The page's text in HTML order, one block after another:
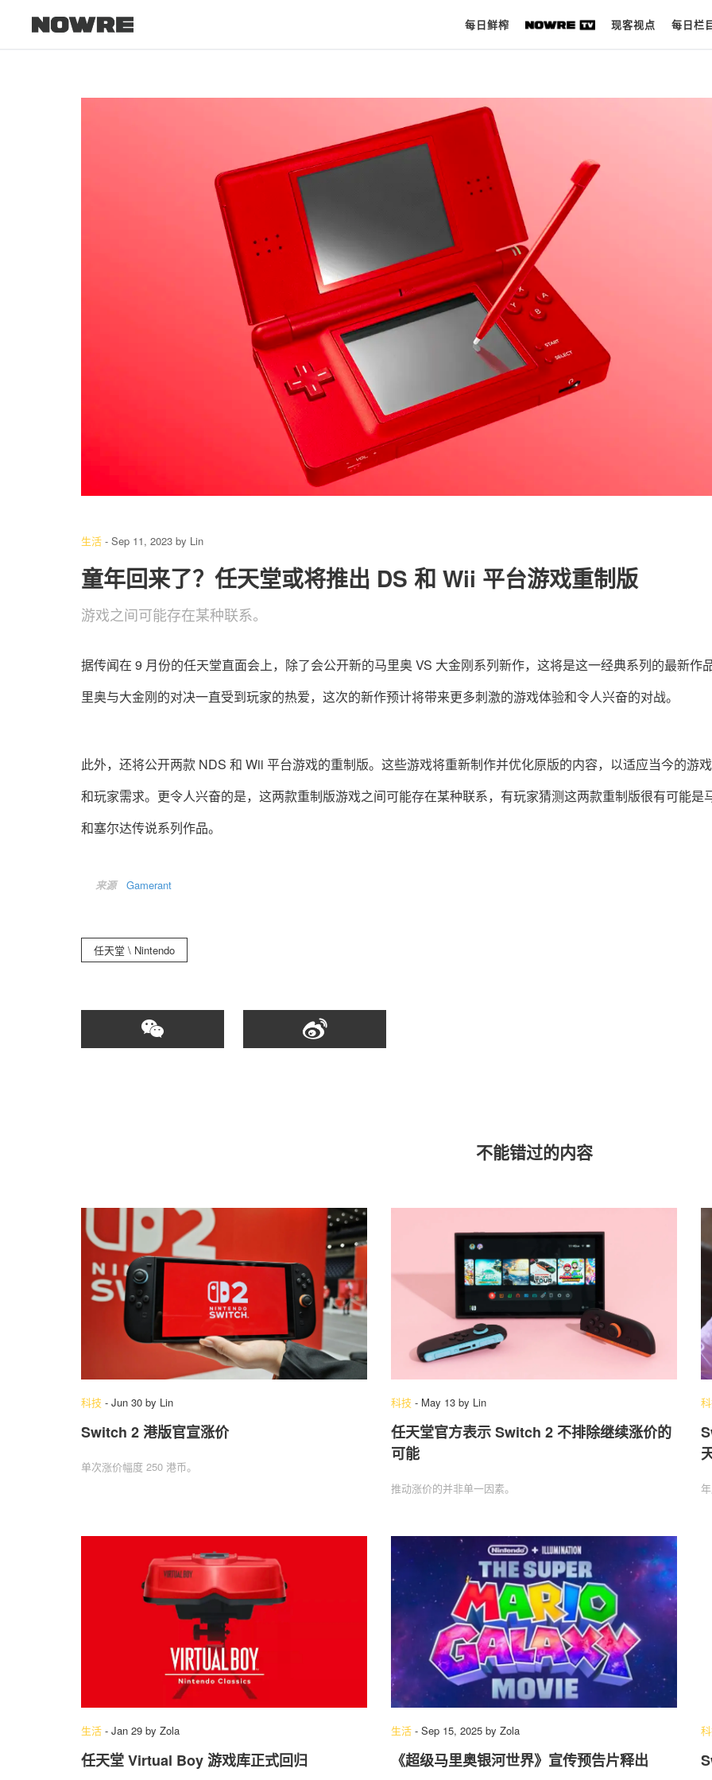
每日鲜榨 现客视点 每日栏
每日栏目
时 尚
球 鞋
生 活
科 技
关于我们
生活 - Sep 11, 2023 by Lin
童年回来了？任天堂或将推出 DS 和 Wii 平台游戏重制版
游戏之间可能存在某种联系。
据传闻在 9 月份的任天堂直面会上，除了会公开新的马里奥 VS 大金刚系列新作，这将是这一经典系列的最新作
里奥与大金刚的对决一直受到玩家的热爱，这次的新作预计将带来更多刺激的游戏体验和令人兴奋的对战。
此外，还将公开两款 NDS 和 Wii 平台游戏的重制版。这些游戏将重新制作并优化原版的内容，以适应当今的游
和玩家需求。更令人兴奋的是，这两款重制版游戏之间可能存在某种联系，有玩家猜测这两款重制版很有可能是
和塞尔达传说系列作品。
来源 Gamerant
任天堂 \ Nintendo
不能错过的内容
科技 - Jun 30 by Lin
Switch 2 港版官宣涨价
单次涨价幅度 250 港币。
科技 - May 13 by Lin
任天堂官方表示 Switch 2 不排除继续涨价的
可能
推动涨价的并非单一因素。
生活 - Jan 29 by Zola
任天堂 Virtual Boy 游戏库正式回归
生活 - Sep 15, 2025 by Zola
《超级马里奥银河世界》宣传预告片释出